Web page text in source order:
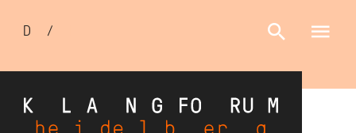
Sprachumschalter
D /